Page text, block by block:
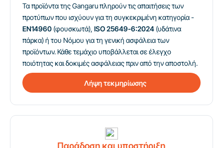
Τα προϊόντα της Gangaru πληρούν τις απαιτήσεις των
προτύπων που ισχύουν για τη συγκεκριμένη κατηγορία -
EN14960 (φουσκωτά), ISO 25649-6:2024 (υδάτινα
πάρκα) ή του Νόμου για τη γενική ασφάλεια των
προϊόντων. Κάθε τεμάχιο υποβάλλεται σε έλεγχο
ποιότητας και δοκιμές ασφάλειας πριν από την αποστολή.
Λήψη τεκμηρίωσης